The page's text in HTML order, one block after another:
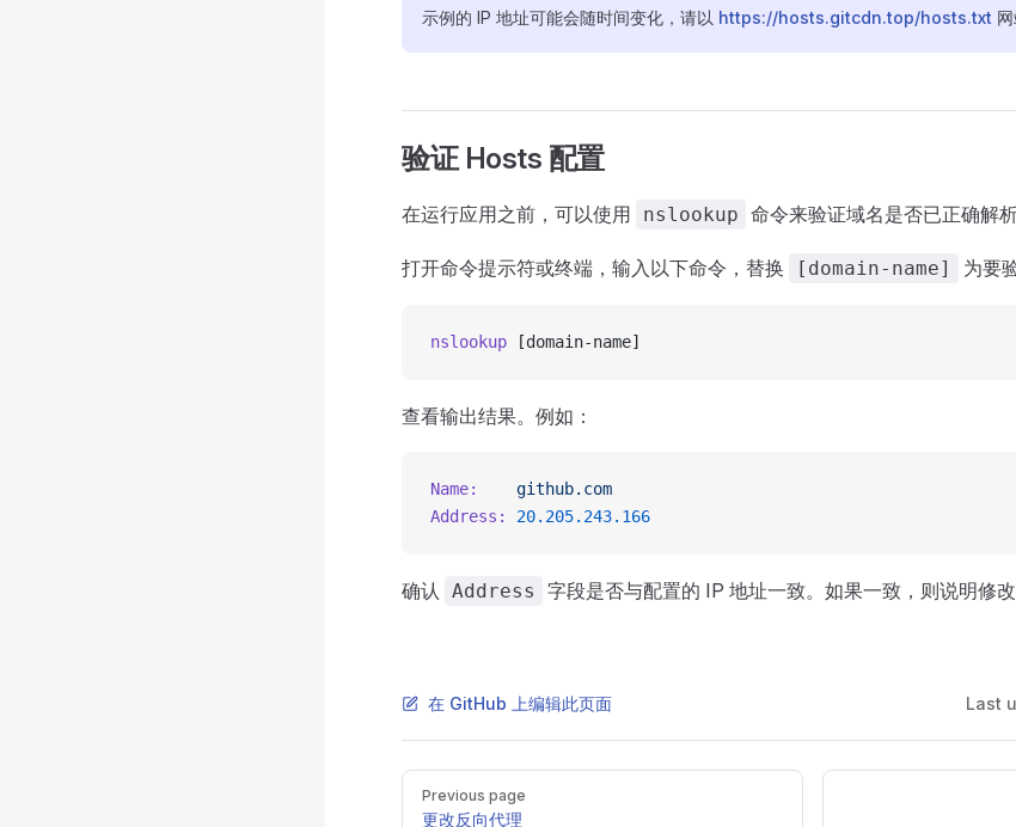
示例的 IP 地址可能会随时间变化，请以 https://hosts.gitcdn.top/hosts.txt
验证 Hosts 配置
在运行应用之前，可以使用 nslookup 命令来验证域名是否已正确解
打开命令提示符或终端，输入以下命令，替换 [domain-name] 为要
nslookup [domain-name]
查看输出结果。例如：
Name:
    github.com
Address:
20.205.243.166
确认 Address 字段是否与配置的 IP 地址一致。如果一致，则说明修改
在 GitHub 上编辑此页面 Last
Pager
Previous page
更改反向代理